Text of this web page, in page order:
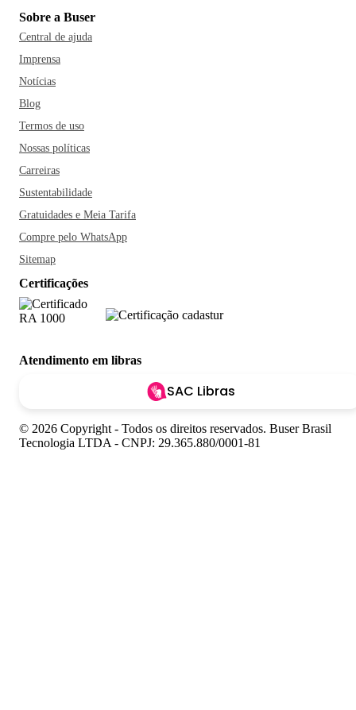
Sobre a Buser
Central de ajuda
Imprensa
Notícias
Blog
Termos de uso
Nossas políticas
Carreiras
Sustentabilidade
Gratuidades e Meia Tarifa
Compre pelo WhatsApp
Sitemap
Certificações
Atendimento em libras
SAC Libras
© 2026 Copyright - Todos os direitos reservados. Buser Brasil
Tecnologia LTDA - CNPJ: 29.365.880/0001-81